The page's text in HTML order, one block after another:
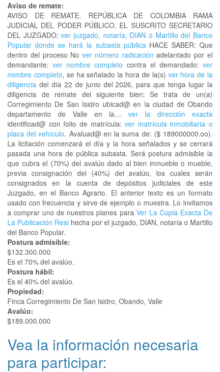
Aviso de remate:
AVISO DE REMATE. REPÚBLICA DE COLOMBIA RAMA
JUDICIAL DEL PODER PÚBLICO. EL SUSCRITO SECRETARIO
DEL JUZGADO: ver juzgado, notaría, DIAN o Martillo del Banco
Popular donde se hará la subasta públicaHACE SABER: Que
dentro del proceso Nover número radicación adelantado por el
demandante: ver nombre completo contra el demandado: ver
nombre completo, se ha señalado la hora de la(s) ver hora de la
diligencia del día 22 de junio del 2026, para que tenga lugar la
diligencia de remate del siguiente bien: Se trata de un(a)
Corregimiento De San Isidro ubicad@ en la ciudad de Obando
departamento de Valle en la… ver la dirección exacta
identificad@ con folio de matrícula:ver matrícula inmobiliaria o
placa del vehículo. Avaluad@ en la suma de: ($ 189000000.oo).
La licitación comenzará el día y la hora señalados y se cerrará
pasada una hora de pública subasta. Será postura admisible la
que cubra el (70%) del avalúo dado al bien inmueble o mueble,
previa consignación del (40%) del avalúo, los cuales serán
consignados en la cuenta de depósitos judiciales de este
Juzgado, en el Banco Agrario. El anterior texto es un formato
usado con frecuencia y sirve de ejemplo o muestra. Lo invitamos
a comprar uno de nuestros planes para Ver La Copia Exacta De
La Publicación Real hecha por el juzgado, DIAN, notaría o Martillo
del Banco Popular.
Postura admisible:
$132.300.000
Es el 70% del avalúo.
Postura hábil:
Es el 40% del avalúo.
Propiedad:
Finca Corregimiento De San Isidro, Obando, Valle
Avalúo:
$189.000.000
Vea la información necesaria
para participar: